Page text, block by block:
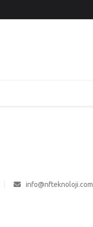
info@nfteknoloji.com